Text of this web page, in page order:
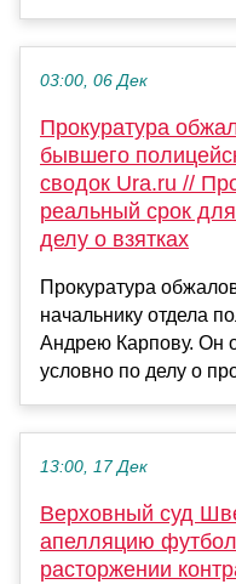
03:00, 06 Дек
Прокуратура
бывшего
сводок Ura.ru //
реальный срок
делу о взятках
Прокуратура
начальнику отдела
Андрею Карпову. Он
условно по делу о
13:00, 17 Дек
Верховный суд
апелляцию
расторжении